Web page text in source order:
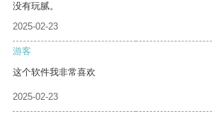
没有玩腻。
2025-02-23
游客
这个软件我非常喜欢
2025-02-23